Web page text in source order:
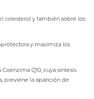
lista de deseos
colesterol y también sobre los
y maximiza los
Q10, cuya síntesis
previene la aparición de